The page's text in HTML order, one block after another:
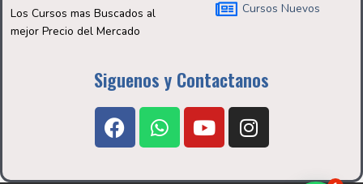
Los Cursos mas Buscados al
mejor Precio del Mercado
Cursos Nuevos
Siguenos y Contactanos
F
a
e
W
h
t
Y
o
t
I
n
t